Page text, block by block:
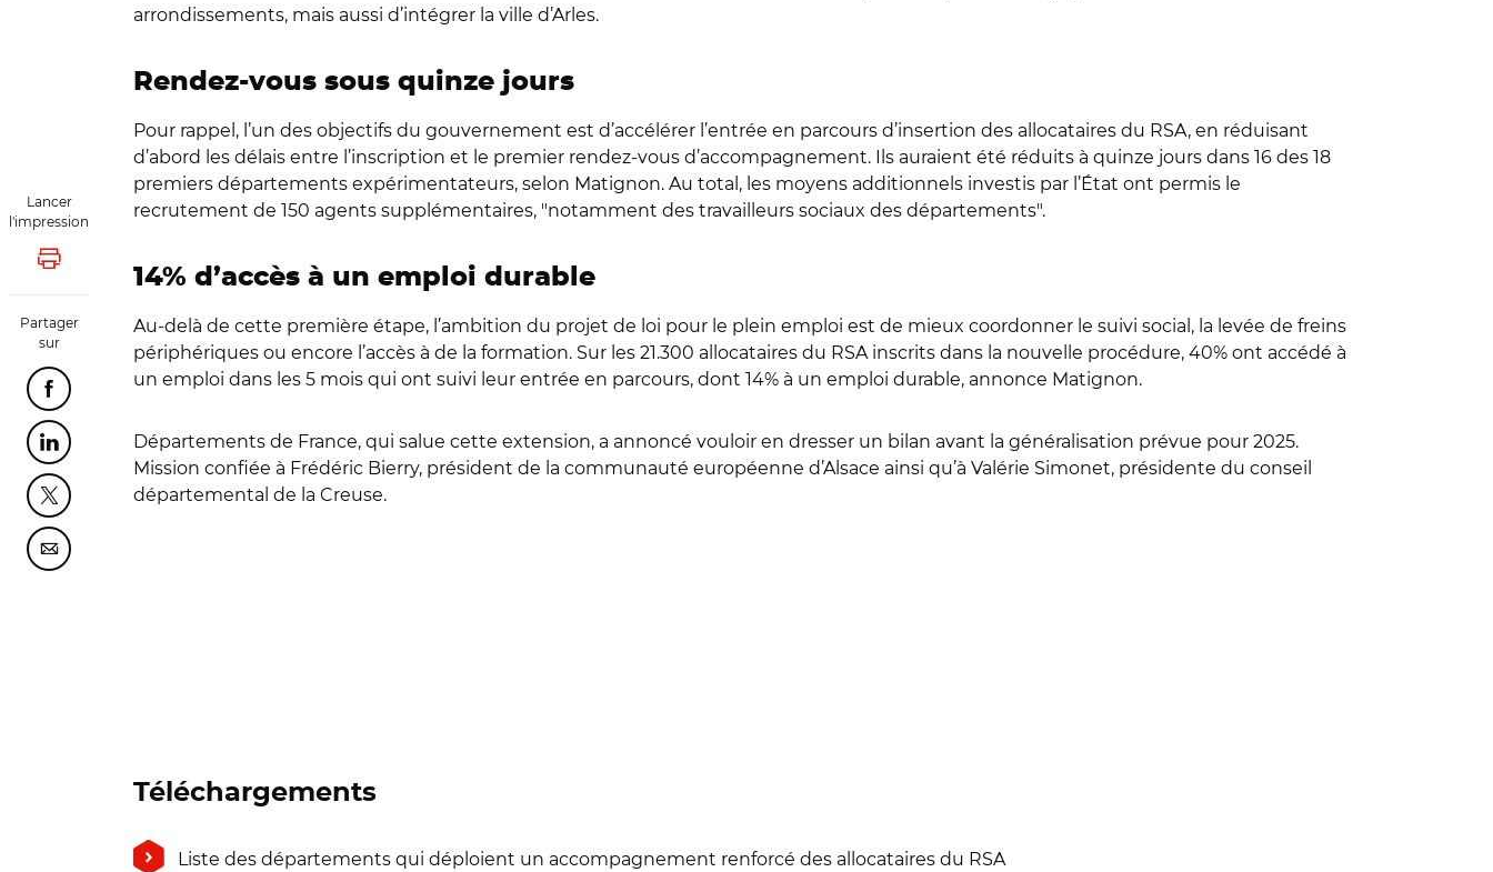
Lancer
l'impression
Lancer l'impression
Partager
sur
Partager cette page sur Facebook
Partager cette page sur Linkedin
Partager cette page sur Twitter
Partager cette page sur Courriel
arrondissements, mais aussi d’intégrer la ville d’Arles.
Rendez-vous sous quinze jours
Pour rappel, l’un des objectifs du gouvernement est d’accélérer l’entrée en parcours d’insertion des allocataires du RSA, en réduisant
d’abord les délais entre l’inscription et le premier rendez-vous d’accompagnement. Ils auraient été réduits à quinze jours dans 16 des 18
premiers départements expérimentateurs, selon Matignon. Au total, les moyens additionnels investis par l’État ont permis le
recrutement de 150 agents supplémentaires, "notamment des travailleurs sociaux des départements".
14% d’accès à un emploi durable
Au-delà de cette première étape, l’ambition du projet de loi pour le plein emploi est de mieux coordonner le suivi social, la levée de freins
périphériques ou encore l’accès à de la formation. Sur les 21.300 allocataires du RSA inscrits dans la nouvelle procédure, 40% ont accédé à
un emploi dans les 5 mois qui ont suivi leur entrée en parcours, dont 14% à un emploi durable, annonce Matignon.
Départements de France, qui salue cette extension, a annoncé vouloir en dresser un bilan avant la généralisation prévue pour 2025.
Mission confiée à Frédéric Bierry, président de la communauté européenne d’Alsace ainsi qu’à Valérie Simonet, présidente du conseil
départemental de la Creuse.
Téléchargements
Liste des départements qui déploient un accompagnement renforcé des allocataires du RSA